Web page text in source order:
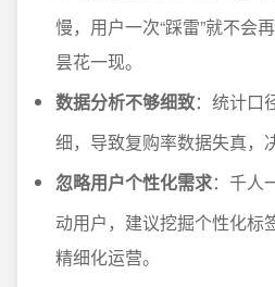
慢，用户一次“踩雷”就不会
昙花一现。
数据分析不够细致：统计口
细，导致复购率数据失真，
忽略用户个性化需求：千人
动用户，建议挖掘个性化标
精细化运营。